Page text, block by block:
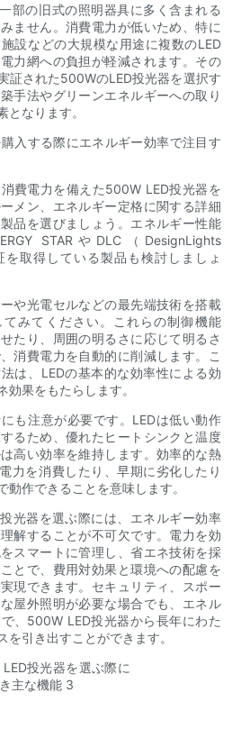
部の旧式の照明器具に多く含まれる
ません。消費電力が低いため、特に
設などの大規模な用途に複数のLED
力網への負担が軽減されます。その
証された500WのLED投光器を選択す
手法やグリーンエネルギーへの取り
となります。
入する際にエネルギー効率で注目す
費電力を備えた500W LED投光器を
メン、エネルギー定格に関する詳細
品を選びましょう。エネルギー性能
STARやDLC（DesignLights
を取得している製品も検討しましょ
や光電セルなどの最先端技術を搭載
てみてください。これらの制御機能
たり、周囲の明るさに応じて明るさ
消費電力を自動的に削減します。こ
は、LEDの基本的な効率性による効
果をもたらします。
も注意が必要です。LEDは低い動作
るため、優れたヒートシンクと温度
高い効率を維持します。効率的な熱
力を消費したり、早期に劣化したり
作できることを意味します。
光器を選ぶ際には、エネルギー効率
解することが不可欠です。電力を効
スマートに管理し、省エネ技術を採
とで、費用対効果と環境への配慮を
現できます。セキュリティ、スポー
屋外照明が必要な場合でも、エネル
、500W LED投光器から長年にわた
を引き出すことができます。